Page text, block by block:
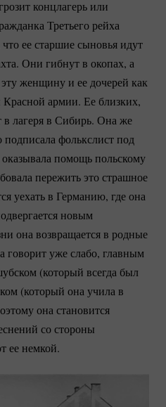
концлагерь или
Третьего рейха
ее старшие сыновья идут
Они гибнут в окопах, а
эту женщину и ее дочерей как
армии. Ее близких,
в лагеря в Сибирь. Она же
подписала фолькслист под
помощь польскому
пережить это страшное
уехать в Германию, где она
новым
она возвращается в родные
говорит уже слабо, главным
(который всегда был
(который она учила в
она становится
со стороны
ее немкой.